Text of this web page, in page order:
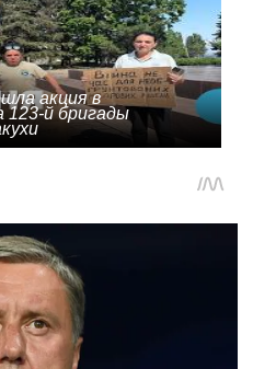
акция в
123-й бригады